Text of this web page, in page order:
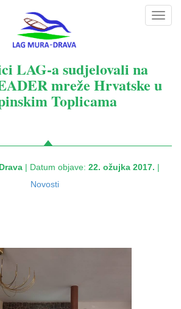
LAG-a sudjelovali na
mreže Hrvatske u
Toplicama
| Datum objave: 22. ožujka 2017. |
Novosti